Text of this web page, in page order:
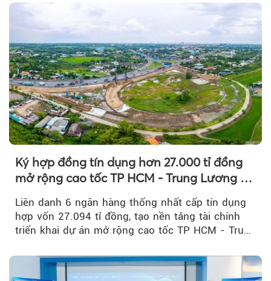
Ký hợp đồng tín dụng hơn 27.000 tỉ đồng
mở rộng cao tốc TP HCM - Trung Lương -
Liên danh 6 ngân hàng thống nhất cấp tín dụng
hợp vốn 27.094 tỉ đồng, tạo nền tảng tài chính
triển khai dự án mở rộng cao tốc TP HCM - Trung
kết nối TP HCM với Đồng bằng sông Cửu Long.